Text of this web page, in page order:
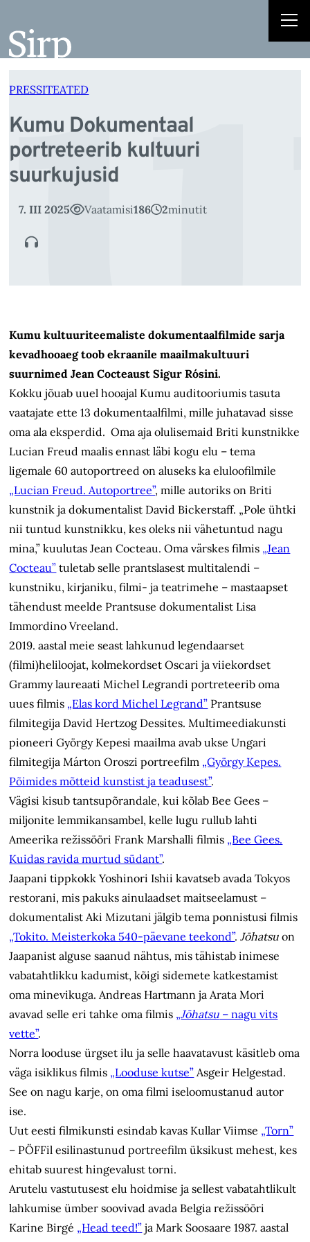
juurde
PRESSITEATED
Kumu Dokumentaal
portreteerib kultuuri
suurkujusid
7. III 2025 Vaatamisi186 2minutit
Kumu kultuuriteemaliste dokumentaalfilmide sarja
kevadhooaeg toob ekraanile maailmakultuuri
suurnimed Jean Cocteaust Sigur Rósini.
Kokku jõuab uuel hooajal Kumu auditooriumis tasuta
vaatajate ette 13 dokumentaalfilmi, mille juhatavad sisse
oma ala eksperdid. Oma aja olulisemaid Briti kunstnikke
Lucian Freud maalis ennast läbi kogu elu – tema
ligemale 60 autoportreed on aluseks ka eluloofilmile
„Lucian Freud. Autoportree”, mille autoriks on Briti
kunstnik ja dokumentalist David Bickerstaff. „Pole ühtki
nii tuntud kunstnikku, kes oleks nii vähetuntud nagu
mina,” kuulutas Jean Cocteau. Oma värskes filmis „Jean
Cocteau” tuletab selle prantslasest multitalendi –
kunstniku, kirjaniku, filmi- ja teatrimehe – mastaapset
tähendust meelde Prantsuse dokumentalist Lisa
Immordino Vreeland.
2019. aastal meie seast lahkunud legendaarset
(filmi)heliloojat, kolmekordset Oscari ja viiekordset
Grammy laureaati Michel Legrandi portreteerib oma
uues filmis „Elas kord Michel Legrand” Prantsuse
filmitegija David Hertzog Dessites. Multimeediakunsti
pioneeri György Kepesi maailma avab ukse Ungari
filmitegija Márton Oroszi portreefilm „György Kepes.
Põimides mõtteid kunstist ja teadusest”.
Vägisi kisub tantsupõrandale, kui kõlab Bee Gees –
miljonite lemmikansambel, kelle lugu rullub lahti
Ameerika režissööri Frank Marshalli filmis „Bee Gees.
Kuidas ravida murtud südant”.
Jaapani tippkokk Yoshinori Ishii kavatseb avada Tokyos
restorani, mis pakuks ainulaadset maitseelamust –
dokumentalist Aki Mizutani jälgib tema ponnistusi filmis
„Tokito. Meisterkoka 540-päevane teekond”.Jōhatsu on
Jaapanist alguse saanud nähtus, mis tähistab inimese
vabatahtlikku kadumist, kõigi sidemete katkestamist
oma minevikuga. Andreas Hartmann ja Arata Mori
avavad selle eri tahke oma filmis „Jōhatsu – nagu vits
vette”.
Norra looduse ürgset ilu ja selle haavatavust käsitleb oma
väga isiklikus filmis „Looduse kutse” Asgeir Helgestad.
See on nagu karje, on oma filmi iseloomustanud autor
ise.
Uut eesti filmikunsti esindab kavas Kullar Viimse „Torn”
– PÖFFil esilinastunud portreefilm üksikust mehest, kes
ehitab suurest hingevalust torni.
Arutelu vastutusest elu hoidmise ja sellest vabatahtlikult
lahkumise ümber soovivad avada Belgia režissööri
Karine Birgé „Head teed!” ja Mark Soosaare 1987. aastal